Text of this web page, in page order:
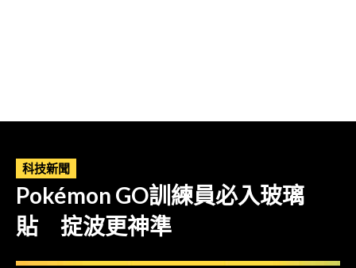
科技新聞
Pokémon GO訓練員必入玻璃
貼 掟波更神準